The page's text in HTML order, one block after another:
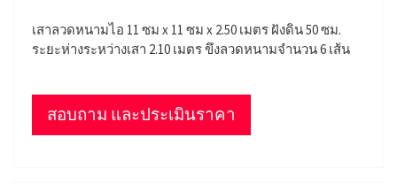
เสาลวดหนามไอ 11 ซม x 11 ซม x 2.50 เมตร ฝังดิน 50 ซม.
ระยะห่างระหว่างเสา 2.10 เมตร ขึงลวดหนามจำนวน 6 เส้น
สอบถาม และประเมินราคา